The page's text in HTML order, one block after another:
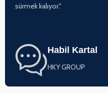
sürmek kalıyor."
Habil Kartal
HKY GROUP